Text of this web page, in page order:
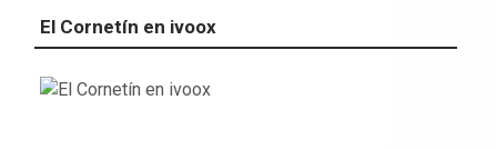
El Cornetín en ivoox